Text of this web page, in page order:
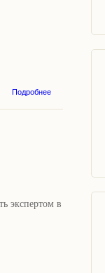
Подробнее
экспертом в